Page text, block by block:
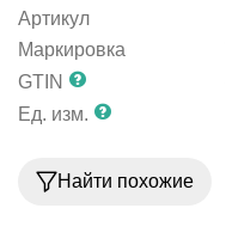
Артикул
Маркировка
GTIN
Ед. изм.
Найти похожие